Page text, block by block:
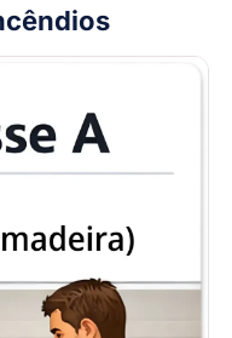
cozinhas?
as classes de
usado em todas
errado?
comum em
adequados para